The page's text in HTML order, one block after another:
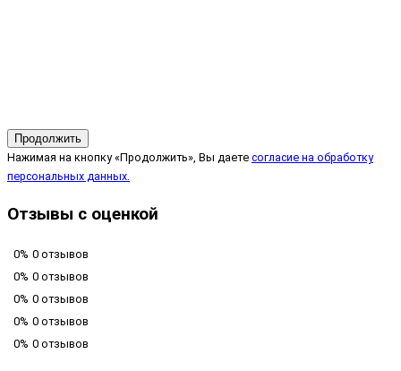
Продолжить
Нажимая на кнопку «Продолжить», Вы даете согласие на обработку
персональных данных.
Отзывы с оценкой
0% 0 отзывов
0% 0 отзывов
0% 0 отзывов
0% 0 отзывов
0% 0 отзывов